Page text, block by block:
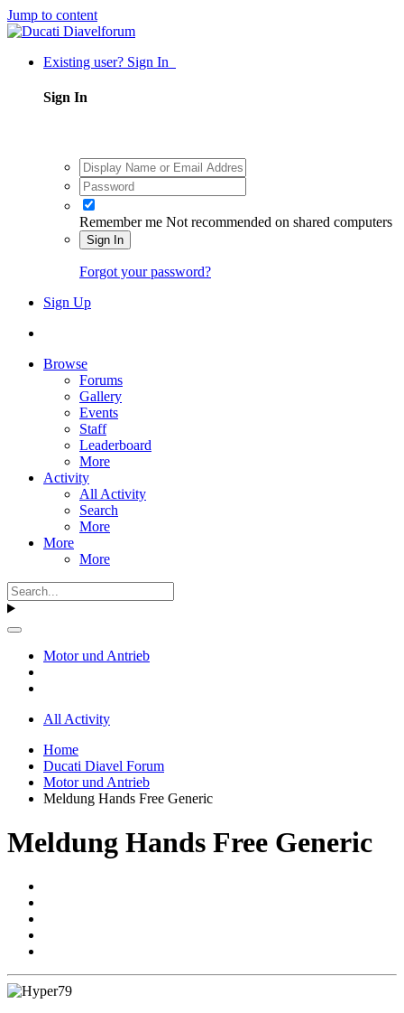
Jump to content
Existing user? Sign In
Sign In
Remember me Not recommended on shared computers
Sign In
Forgot your password?
Sign Up
Browse
Forums
Gallery
Events
Staff
Leaderboard
More
Activity
All Activity
Search
More
More
More
Motor und Antrieb
All Activity
Home
Ducati Diavel Forum
Motor und Antrieb
Meldung Hands Free Generic
Meldung Hands Free Generic